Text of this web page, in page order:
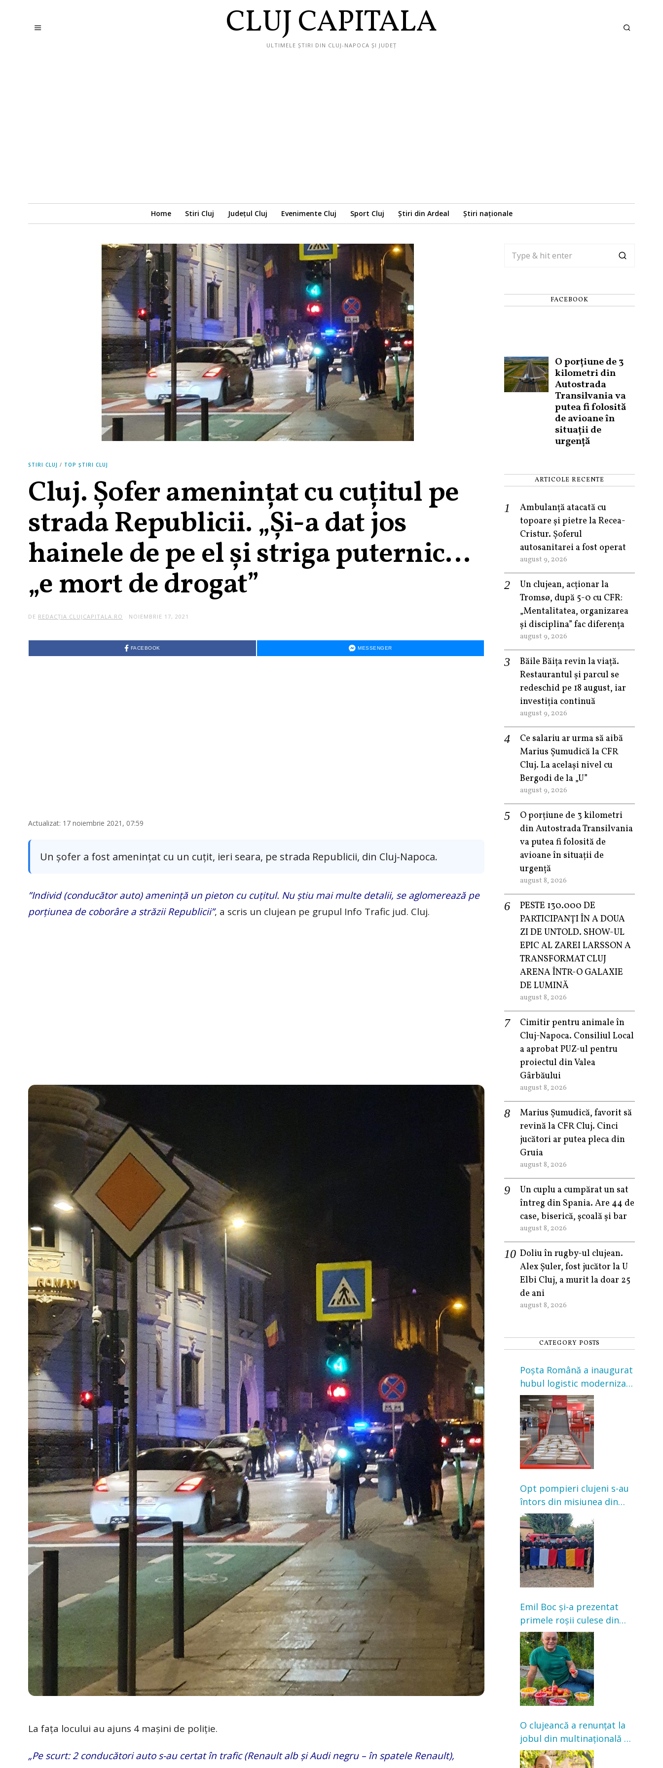
CLUJ CAPITALA
ULTIMELE ȘTIRI DIN CLUJ-NAPOCA ȘI JUDEȚ
Home Stiri Cluj Județul Cluj Evenimente Cluj Sport Cluj Știri din Ardeal Știri naționale
STIRI CLUJ / TOP ȘTIRI CLUJ
Cluj. Șofer amenințat cu cuțitul pe
strada Republicii. „Și-a dat jos
hainele de pe el și striga puternic…
„e mort de drogat”
DE REDACȚIA CLUJCAPITALA.RO NOIEMBRIE 17, 2021
FACEBOOK MESSENGER
Actualizat: 17 noiembrie 2021, 07:59
Un șofer a fost amenințat cu un cuțit, ieri seara, pe strada Republicii, din Cluj-Napoca.
”Individ (conducător auto) amenință un pieton cu cuțitul. Nu știu mai multe detalii, se aglomerează pe
porțiunea de coborâre a străzii Republicii”, a scris un clujean pe grupul Info Trafic jud. Cluj.
La fața locului au ajuns 4 mașini de poliție.
„Pe scurt: 2 conducători auto s-au certat în trafic (Renault alb și Audi negru – în spatele Renault),
FACEBOOK
O porțiune de 3
kilometri din
Autostrada
Transilvania va
putea fi folosită
de avioane în
situații de
urgență
ARTICOLE RECENTE
Ambulanță atacată cu
topoare și pietre la Recea-
Cristur. Șoferul
autosanitarei a fost operat
august 9, 2026
Un clujean, acționar la
Tromsø, după 5-0 cu CFR:
„Mentalitatea, organizarea
și disciplina” fac diferența
august 9, 2026
Băile Băița revin la viață.
Restaurantul și parcul se
redeschid pe 18 august, iar
investiția continuă
august 9, 2026
Ce salariu ar urma să aibă
Marius Șumudică la CFR
Cluj. La același nivel cu
Bergodi de la „U”
august 9, 2026
O porțiune de 3 kilometri
din Autostrada Transilvania
va putea fi folosită de
avioane în situații de
urgență
august 8, 2026
PESTE 130.000 DE
PARTICIPANȚI ÎN A DOUA
ZI DE UNTOLD. SHOW-UL
EPIC AL ZAREI LARSSON A
TRANSFORMAT CLUJ
ARENA ÎNTR-O GALAXIE
DE LUMINĂ
august 8, 2026
Cimitir pentru animale în
Cluj-Napoca. Consiliul Local
a aprobat PUZ-ul pentru
proiectul din Valea
Gârbăului
august 8, 2026
Marius Șumudică, favorit să
revină la CFR Cluj. Cinci
jucători ar putea pleca din
Gruia
august 8, 2026
Un cuplu a cumpărat un sat
întreg din Spania. Are 44 de
case, biserică, școală și bar
august 8, 2026
Doliu în rugby-ul clujean.
Alex Șuler, fost jucător la U
Elbi Cluj, a murit la doar 25
de ani
august 8, 2026
CATEGORY POSTS
Poșta Română a inaugurat
hubul logistic modernizat
din Cluj-Napoca. Investiție
de 3 milioane de euro
Opt pompieri clujeni s-au
întors din misiunea din
Franța. Au intervenit la
incendii de vegetație și
pădure
Emil Boc și-a prezentat
primele roșii culese din
grădină: „Niciun magazin
nu poate oferi această
satisfacție”
O clujeancă a renunțat la
jobul din multinațională și
s-a mutat la țară. Acum
cultivă legume în grădina